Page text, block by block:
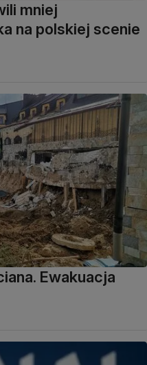
mniej
na polskiej scenie
Ewakuacja